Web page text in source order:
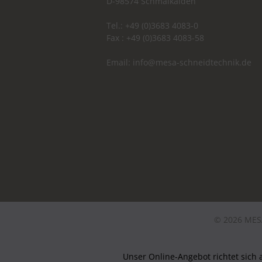
Tel.: +49 (0)3683 4083-0
Fax : +49 (0)3683 4083-58
Email: info@mesa-schneidtechnik.de
© 2026
Unser Online-Angebot richtet sich